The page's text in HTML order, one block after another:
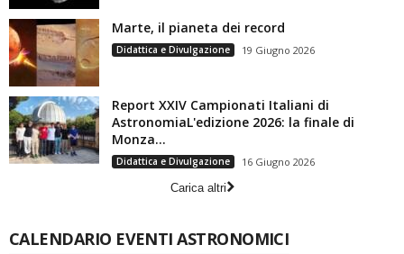
Marte, il pianeta dei record
Didattica e Divulgazione 19 Giugno 2026
Report XXIV Campionati Italiani di
AstronomiaL'edizione 2026: la finale di
Monza...
Didattica e Divulgazione
16 Giugno 2026
Carica altri
CALENDARIO EVENTI ASTRONOMICI